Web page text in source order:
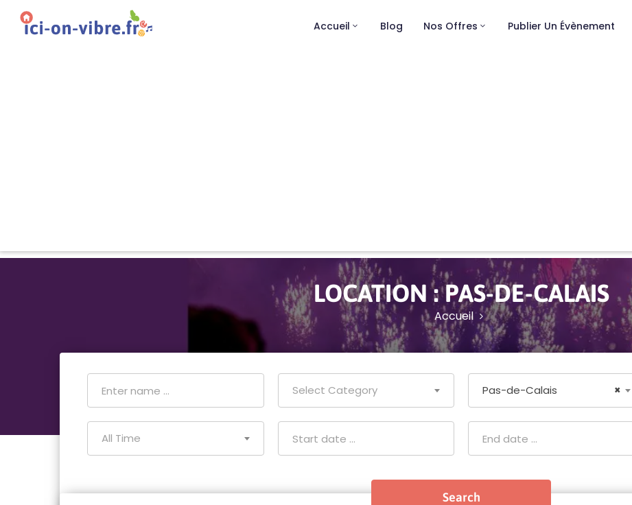
Accueil Blog Nos Offres Publier Un Évènement
LOCATION :PAS-DE-CALAIS
Accueil
Select Category ×
Pas-de-Calais
All Time